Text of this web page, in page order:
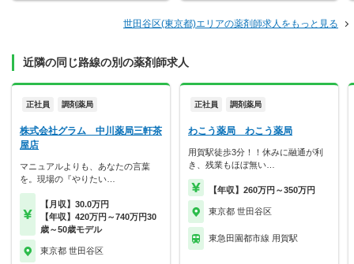
世田谷区(東京都)エリアの薬剤師求人をもっと見る
近隣の同じ路線の別の薬剤師求人
正社員 調剤薬局
株式会社グラム 中川薬局三軒茶
屋店
マニュアルよりも、あなたの言葉
を。現場の『やりたい…
【月収】30.0万円
【年収】420万円～740万円30
歳～50歳モデル
東京都 世田谷区
正社員 調剤薬局
わこう薬局 わこう薬局
用賀駅徒歩3分！！休みに融通が利
き、残業もほぼ無い…
【年収】260万円～350万円
東京都 世田谷区
東急田園都市線 用賀駅